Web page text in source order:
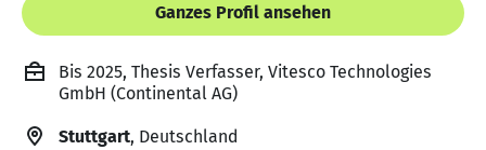
Ganzes Profil ansehen
Bis 2025, Thesis Verfasser, Vitesco Technologies
GmbH (Continental AG)
Stuttgart, Deutschland